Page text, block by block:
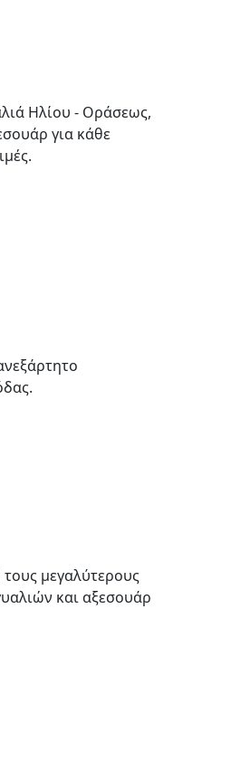
Ηλίου - Οράσεως,
για κάθε
μεγαλύτερους
και αξεσουάρ